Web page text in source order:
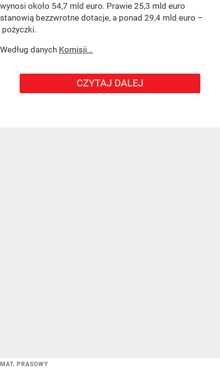
wynosi około 54,7 mld euro. Prawie 25,3 mld euro
stanowią bezzwrotne dotacje, a ponad 29,4 mld euro –
pożyczki.
Według danych Komisji...
CZYTAJ DALEJ
MAT. PRASOWY